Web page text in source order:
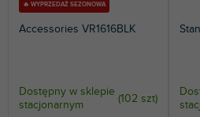
🔥 WYPRZEDAŻ SEZONOWA
Accessories VR1616BLK
Dostępny w sklepie
stacjonarnym
(102 szt)